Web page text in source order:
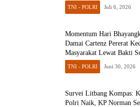
TNI - POLRI Juli 6, 2026
Momentum Hari
Damai Cartenz Pererat
Masyarakat Lewat Bakti
TNI - POLRI Juni 30, 2026
Survei Litbang Kompas:
Polri Naik, KP Norman